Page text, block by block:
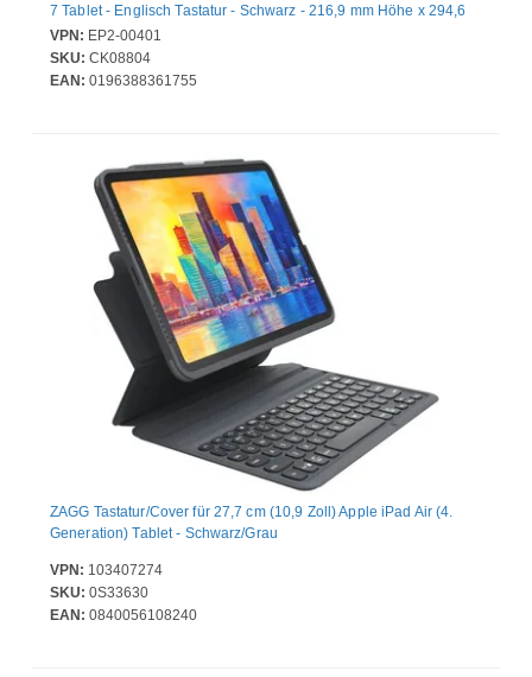
7 Tablet - Englisch Tastatur - Schwarz - 216,9 mm Höhe x 294,6
mm Breite x 5,1 mm Tiefe
VPN: EP2-00401
SKU: CK08804
EAN: 0196388361755
ZAGG Tastatur/Cover für 27,7 cm (10,9 Zoll) Apple iPad Air (4.
Generation) Tablet - Schwarz/Grau
VPN: 103407274
SKU: 0S33630
EAN: 0840056108240